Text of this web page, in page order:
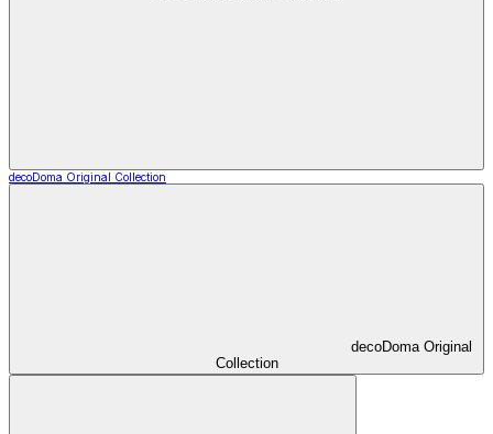
decoDoma Original Collection
decoDoma Original
Collection